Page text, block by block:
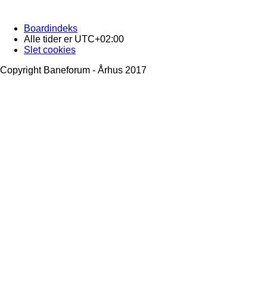
Boardindeks
Alle tider er UTC+02:00
Slet cookies
Copyright Baneforum - Århus 2017